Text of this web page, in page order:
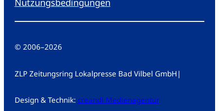
© 2006–2026
ZLP Zeitungsring Lokalpresse Bad Vilbel GmbH |
Design & Technik: creandi Medienagentur